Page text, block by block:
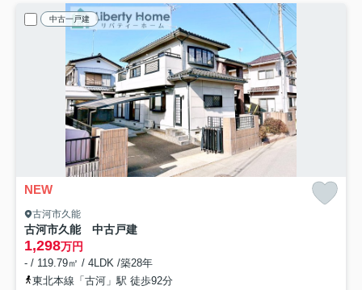
中古一戸建
NEW
古河市久能
古河市久能 中古戸建
1,298万円
- / 119.79㎡ / 4LDK /築28年
東北本線「古河」駅 徒歩92分